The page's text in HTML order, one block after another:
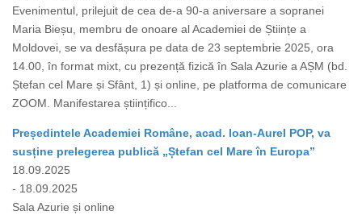
Evenimentul, prilejuit de cea de-a 90-a aniversare a sopranei
Maria Bieșu, membru de onoare al Academiei de Științe a
Moldovei, se va desfășura pe data de 23 septembrie 2025, ora
14.00, în format mixt, cu prezență fizică în Sala Azurie a AȘM (bd.
Ștefan cel Mare și Sfânt, 1) și online, pe platforma de comunicare
ZOOM. Manifestarea științifico...
Președintele Academiei Române, acad. Ioan-Aurel POP, va
susține prelegerea publică „Ștefan cel Mare în Europa”
18.09.2025
- 18.09.2025
Sala Azurie și online